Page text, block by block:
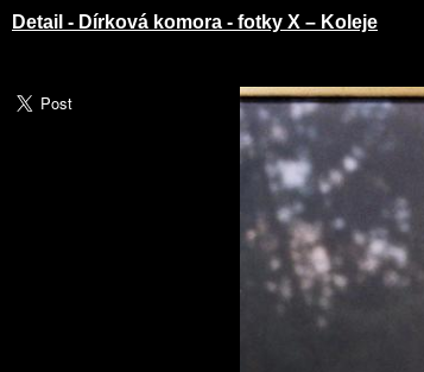
Detail - Dírková komora - fotky X – Koleje